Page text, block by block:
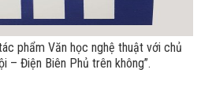
phẩm Văn học nghệ thuật với chủ
– Điện Biên Phủ trên không”.